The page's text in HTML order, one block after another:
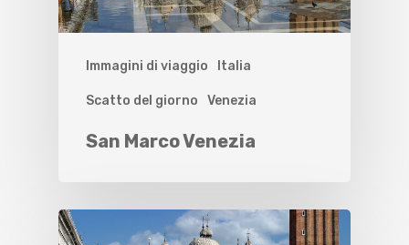
Immagini di viaggio Italia
Scatto del giorno Venezia
San Marco Venezia